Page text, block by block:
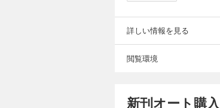
詳しい情報を見る
閲覧環境
新刊オート購入